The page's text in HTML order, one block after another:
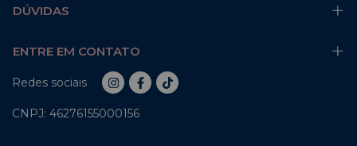
DÚVIDAS
ENTRE EM CONTATO
Redes sociais
CNPJ: 46276155000156